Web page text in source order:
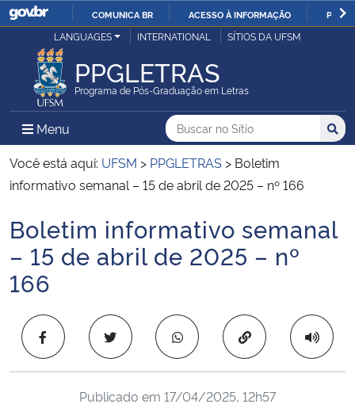
IR
O
COMUNICA BR ACESSO À INFORMAÇÃO
Ministério da Justiça e Segurança Pública
Ministério da Defesa
Ministério das Relações Exteriores
Ministério da Infraestrutura
Ministério da Agricultura, Pecuária e Abastecimento
Ministério da Educação
LANGUAGES INTERNATIONAL SÍTIOS DA UFSM
PPGLETRAS
Programa de Pós-Graduação em Letras
Menu Menu Principal do Sítio
Busca
Buscar no no Sítio
Busca:
Você está aqui: UFSM > PPGLETRAS > Boletim
informativo semanal – 15 de abril de 2025 – nº 166
Início do conteúdo
Boletim informativo semanal
– 15 de abril de 2025 – nº
166
Copiar para área
Publicado em 17/04/2025, 12h57